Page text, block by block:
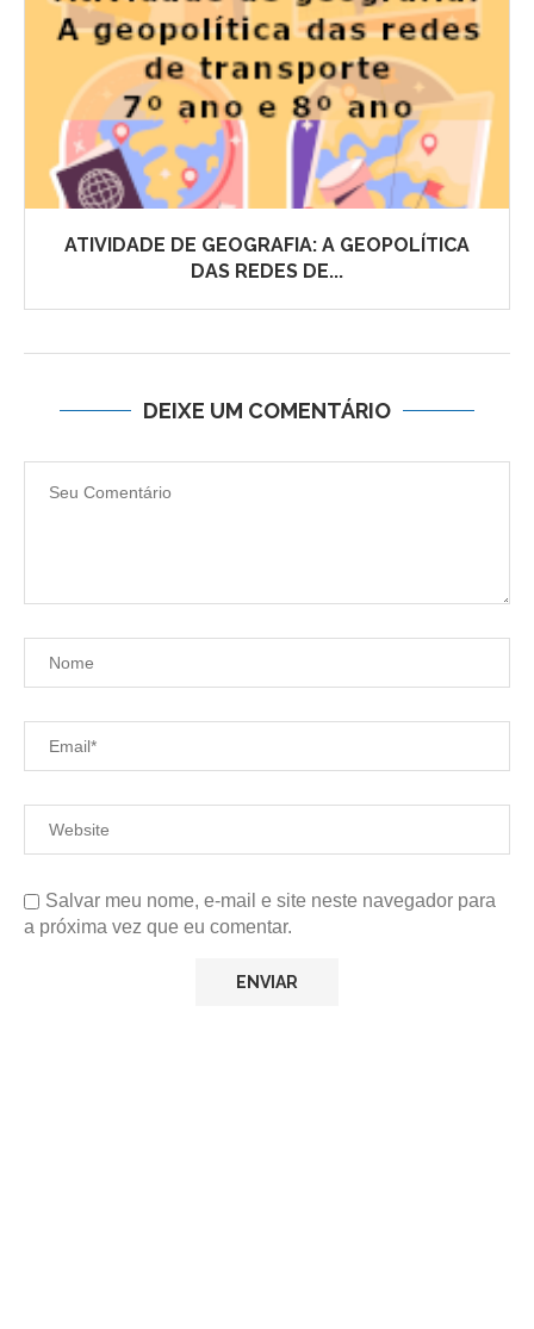
ATIVIDADE DE GEOGRAFIA: A GEOPOLÍTICA
DAS REDES DE...
DEIXE UM COMENTÁRIO
Salvar meu nome, e-mail e site neste navegador para
a próxima vez que eu comentar.